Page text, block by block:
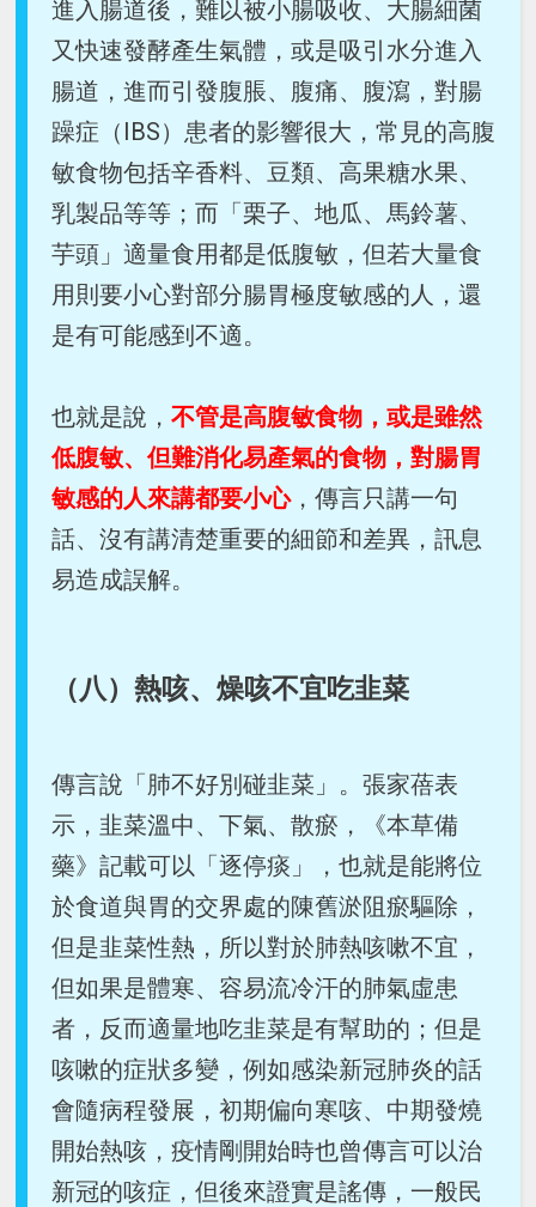
進入腸道後，難以被小腸吸收、大腸細菌
又快速發酵產生氣體，或是吸引水分進入
腸道，進而引發腹脹、腹痛、腹瀉，對腸
躁症（IBS）患者的影響很大，常見的高腹
敏食物包括辛香料、豆類、高果糖水果、
乳製品等等；而「栗子、地瓜、馬鈴薯、
芋頭」適量食用都是低腹敏，但若大量食
用則要小心對部分腸胃極度敏感的人，還
是有可能感到不適。
也就是說，不管是高腹敏食物，或是雖然
低腹敏、但難消化易產氣的食物，對腸胃
敏感的人來講都要小心，傳言只講一句
話、沒有講清楚重要的細節和差異，訊息
易造成誤解。
（八）熱咳、燥咳不宜吃韭菜
傳言說「肺不好別碰韭菜」。張家蓓表
示，韭菜溫中、下氣、散瘀，《本草備
藥》記載可以「逐停痰」，也就是能將位
於食道與胃的交界處的陳舊淤阻瘀驅除，
但是韭菜性熱，所以對於肺熱咳嗽不宜，
但如果是體寒、容易流冷汗的肺氣虛患
者，反而適量地吃韭菜是有幫助的；但是
咳嗽的症狀多變，例如感染新冠肺炎的話
會隨病程發展，初期偏向寒咳、中期發燒
開始熱咳，疫情剛開始時也曾傳言可以治
新冠的咳症，但後來證實是謠傳，一般民